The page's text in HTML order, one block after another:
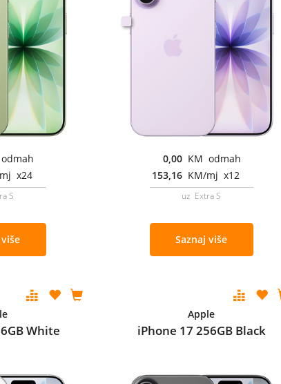
x24
S
0,00 KM odmah
153,16 KM/mj x12
uz Extra S
Saznaj više
White
Apple
iPhone 17 256GB Black